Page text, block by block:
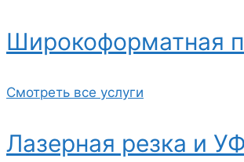
Широкоформатная
Смотреть все услуги
Лазерная резка и